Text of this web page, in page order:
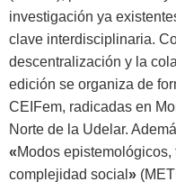
investigación ya
clave interdisciplinaria.
descentralización y la
edición se organiza de
CEIFem, radicadas en
Norte de la Udelar.
«Modos
complejidad social »